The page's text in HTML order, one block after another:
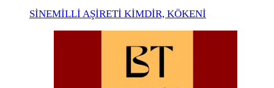
SİNEMİLLİ AŞİRETİ KİMDİR, KÖKENİ